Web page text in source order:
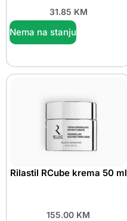
31.85 KM
Nema na stanju
Rilastil RCube krema 50 ml
155.00 KM